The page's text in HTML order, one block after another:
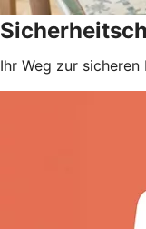
Ihr Weg zur